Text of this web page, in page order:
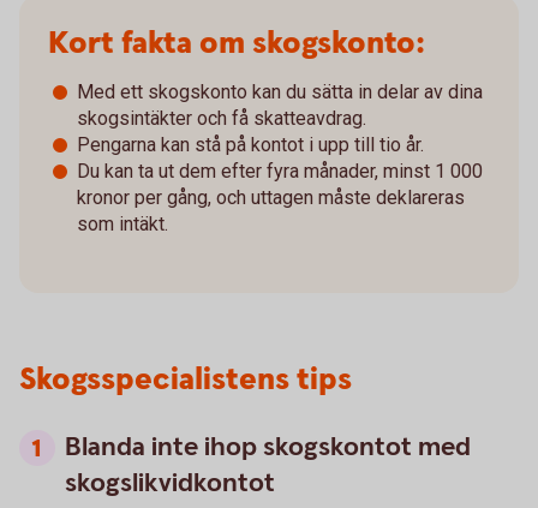
Kort fakta om skogskonto:
Med ett skogskonto kan du sätta in delar av dina
skogsintäkter och få skatteavdrag.
Pengarna kan stå på kontot i upp till tio år.
Du kan ta ut dem efter fyra månader, minst 1 000
kronor per gång, och uttagen måste deklareras
som intäkt.
Skogsspecialistens tips
Blanda inte ihop skogskontot med
skogslikvidkontot